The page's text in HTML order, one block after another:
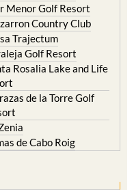
Menor Golf Resort
Country Club
Trajectum
Golf Resort
Rosalia Lake and Life
de la Torre Golf
de Cabo Roig